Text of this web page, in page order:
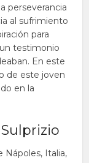
perseverancia
al sufrimiento
para
testimonio
En este
de este joven
en la
Nápoles, Italia,